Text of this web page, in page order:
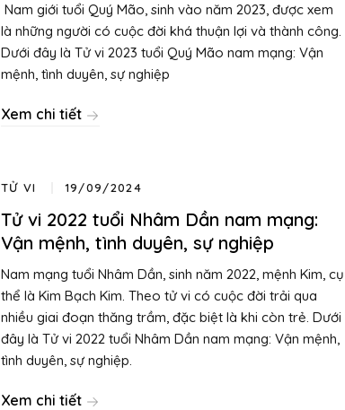
Nam giới tuổi Quý Mão, sinh vào năm 2023, được xem
là những người có cuộc đời khá thuận lợi và thành công.
Dưới đây là Tử vi 2023 tuổi Quý Mão nam mạng: Vận
mệnh, tình duyên, sự nghiệp
Xem chi tiết
TỬ VI 19/09/2024
Tử vi 2022 tuổi Nhâm Dần nam mạng:
Vận mệnh, tình duyên, sự nghiệp
Nam mạng tuổi Nhâm Dần, sinh năm 2022, mệnh Kim, cụ
thể là Kim Bạch Kim. Theo tử vi có cuộc đời trải qua
nhiều giai đoạn thăng trầm, đặc biệt là khi còn trẻ. Dưới
đây là Tử vi 2022 tuổi Nhâm Dần nam mạng: Vận mệnh,
tình duyên, sự nghiệp.
Xem chi tiết